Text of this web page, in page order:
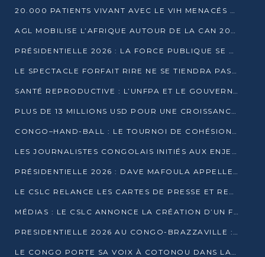
20.000 PATIENTS VIVANT AVEC LE VIH MENACÉS D’ARRÊT DE TRAITEMENT
AGL MOBILISE L’AFRIQUE AUTOUR DE LA CAN 2025
PRÉSIDENTIELLE 2026 : LA FORCE PUBLIQUE SE PRÉPARE À SÉCURISER LE SCRUTIN
LE SPECTACLE FORFAIT RIRE NE SE TIENDRA PAS LE 1ER JANVIER
SANTÉ REPRODUCTIVE : L’UNFPA ET LE GOUVERNEMENT AFFINENT LES PRIORITÉS DE 2026
PLUS DE 13 MILLIONS USD POUR UNE CROISSANCE VERTE ET SOUVERAINE
CONGO–HAND-BALL : LE TOURNOI DE COHÉSION ET DE FRATERNITÉ ALLUME SES LAMPIONS À BRAZZAVILLE
LES JOURNALISTES CONGOLAIS INITIÉS AUX ENJEUX DE L’ÉCONOMIE BLEUE
PRÉSIDENTIELLE 2026 : DAVE MAFOULA APPELLE LES CONGOLAIS À UN « NOUVEAU DÉPART »
LE CSLC RELANCE LES CARTES DE PRESSE ET RECONNAÎT OFFICIELLEMENT LES MÉDIAS EN LIGNE
MÉDIAS : LE CSLC ANNONCE LA CRÉATION D’UN FONDS D’APPUI À LA PRESSE
PRESIDENTIELLE 2026 AU CONGO-BRAZZAVILLE : UN CASTING ÉLARGI
LE CONGO PORTE SA VOIX À COTONOU DANS LA LUTTE CONTRE LA TUBERCULOSE